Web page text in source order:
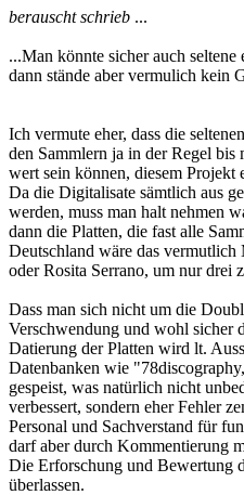
berauscht schrieb ...
...Man könnte sicher auch
dann stände aber vermulich kein
Ich vermute eher, dass die
den Sammlern ja in der Regel
wert sein können, diesem
Da die Digitalisate sämtlich aus
werden, muss man halt nehmen
dann die Platten, die fast alle
Deutschland wäre das
oder Rosita Serrano, um nur drei
Dass man sich nicht um die
Verschwendung und wohl sicher
Datierung der Platten wird lt.
Datenbanken wie
gespeist, was natürlich nicht
verbessert, sondern eher Fehler
Personal und Sachverstand für
darf aber durch Kommentierung
Die Erforschung und Bewertung
überlassen.